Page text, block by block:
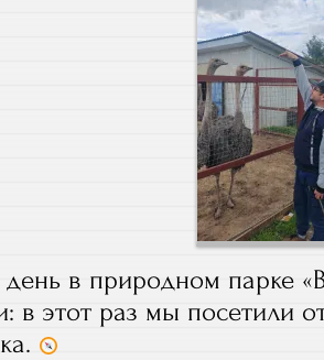
день в природном парке
в этот раз мы посетили